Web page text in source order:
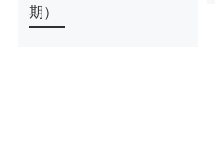
期）